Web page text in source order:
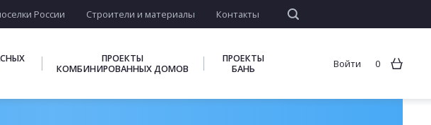
России Строители и материалы Контакты
ПРОЕКТЫ
КОМБИНИРОВАННЫХ ДОМОВ
ПРОЕКТЫ
БАНЬ
Войти 0